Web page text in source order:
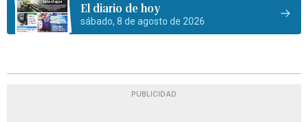
El diario de hoy
sábado, 8 de agosto de 2026
PUBLICIDAD